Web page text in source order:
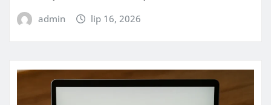
admin lip 16, 2026